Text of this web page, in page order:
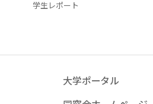
学生レポート
大学ポータル